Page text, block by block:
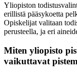
Yliopiston
erillistä pääsykoetta
Opiskelijat valitaan
perusteella, ja eri
Miten yliopisto
vaikuttavat